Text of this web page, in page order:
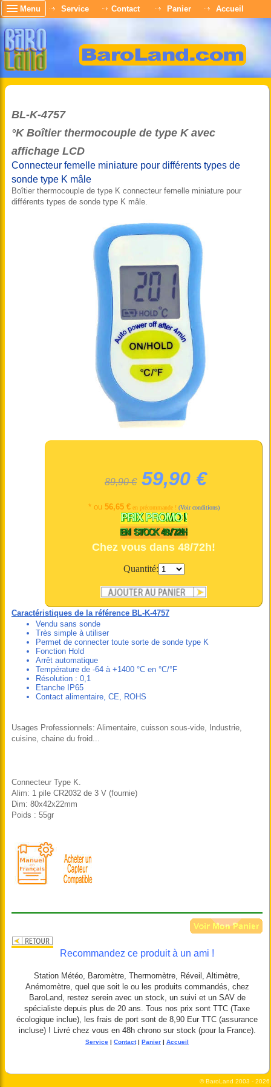
Menu Service Contact Panier Accueil
BL-K-4757
°K Boîtier thermocouple de type K avec
affichage LCD
Connecteur femelle miniature pour différents types de
sonde type K mâle
Boîtier thermocouple de type K connecteur femelle miniature pour
différents types de sonde type K mâle.
89,90 € 59,90 €
* ou 56,65 €en précommande ! (Voir conditions)
Chez vous dans 48/72h!
Quantité:
Caractéristiques de la référence BL-K-4757
Vendu sans sonde
Très simple à utiliser
Permet de connecter toute sorte de sonde type K
Fonction Hold
Arrêt automatique
Température de -64 à +1400 °C en °C/°F
Résolution : 0,1
Etanche IP65
Contact alimentaire, CE, ROHS
Usages Professionnels: Alimentaire, cuisson sous-vide, Industrie,
cuisine, chaine du froid...
Connecteur Type K.
Alim: 1 pile CR2032 de 3 V (fournie)
Dim: 80x42x22mm
Poids : 55gr
Recommandez ce produit à un ami !
Station Météo, Baromètre, Thermomètre, Réveil, Altimètre,
Anémomètre, quel que soit le ou les produits commandés, chez
BaroLand, restez serein avec un stock, un suivi et un SAV de
spécialiste depuis plus de 20 ans. Tous nos prix sont TTC (Taxe
écologique inclue), les frais de port sont de 8,90 Eur TTC (assurance
incluse) ! Livré chez vous en 48h chrono sur stock (pour la France).
Service | Contact| Panier | Accueil
© BaroLand 2003 - 2026